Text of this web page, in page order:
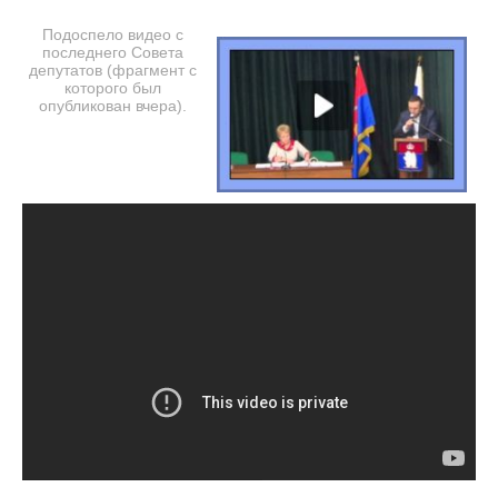
Подоспело видео с
последнего Совета
депутатов (фрагмент с
которого был
опубликован вчера).